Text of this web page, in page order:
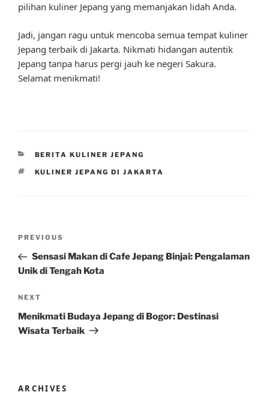
pilihan kuliner Jepang yang memanjakan lidah Anda.
Jadi, jangan ragu untuk mencoba semua tempat kuliner
Jepang terbaik di Jakarta. Nikmati hidangan autentik
Jepang tanpa harus pergi jauh ke negeri Sakura.
Selamat menikmati!
CATEGORIES
BERITA KULINER JEPANG
TAGS
KULINER JEPANG DI JAKARTA
Previous
Post
PREVIOUS
Sensasi Makan di Cafe Jepang Binjai: Pengalaman
Unik di Tengah Kota
Next
Post
NEXT
Menikmati Budaya Jepang di Bogor: Destinasi
Wisata Terbaik
ARCHIVES